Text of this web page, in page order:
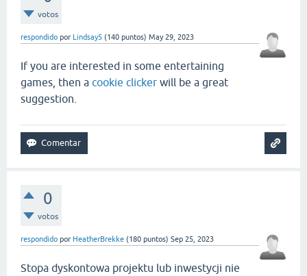
votos
respondido por Lindsay5 (140 puntos) May 29, 2023
If you are interested in some entertaining
games, then a cookie clicker will be a great
suggestion.
0
votos
respondido por HeatherBrekke (180 puntos) Sep 25, 2023
Stopa dyskontowa projektu lub inwestycji nie